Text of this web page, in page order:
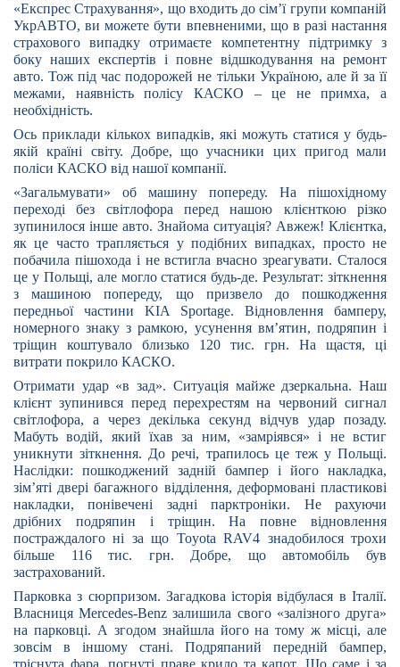
«Експрес Страхування», що входить до сім’ї групи компаній
УкрАВТО, ви можете бути впевненими, що в разі настання
страхового випадку отримаєте компетентну підтримку з
боку наших експертів і повне відшкодування на ремонт
авто. Тож під час подорожей не тільки Україною, але й за її
межами, наявність полісу КАСКО – це не примха, а
необхідність.
Ось приклади кількох випадків, які можуть статися у будь-
якій країні світу. Добре, що учасники цих пригод мали
поліси КАСКО від нашої компанії.
«Загальмувати» об машину попереду. На пішохідному
переході без світлофора перед нашою клієнткою різко
зупинилося інше авто. Знайома ситуація? Авжеж! Клієнтка,
як це часто трапляється у подібних випадках, просто не
побачила пішохода і не встигла вчасно зреагувати. Сталося
це у Польщі, але могло статися будь-де. Результат: зіткнення
з машиною попереду, що призвело до пошкодження
передньої частини KIA Sportage. Відновлення бамперу,
номерного знаку з рамкою, усунення вм’ятин, подряпин і
тріщин коштувало близько 120 тис. грн. На щастя, ці
витрати покрило КАСКО.
Отримати удар «в зад». Ситуація майже дзеркальна. Наш
клієнт зупинився перед перехрестям на червоний сигнал
світлофора, а через декілька секунд відчув удар позаду.
Мабуть водій, який їхав за ним, «замріявся» і не встиг
уникнути зіткнення. До речі, трапилось це теж у Польщі.
Наслідки: пошкоджений задній бампер і його накладка,
зім’яті двері багажного відділення, деформовані пластикові
накладки, понівечені задні парктроніки. Не рахуючи
дрібних подряпин і тріщин. На повне відновлення
постраждалого ні за що Toyota RAV4 знадобилося трохи
більше 116 тис. грн. Добре, що автомобіль був
застрахований.
Парковка з сюрпризом. Загадкова історія відбулася в Італії.
ВласницяMercedes-Benz залишила свого «залізного друга»
на парковці. А згодом знайшла його на тому ж місці, але
зовсім в іншому стані. Подряпаний передній бампер,
тріснута фара, погнуті праве крило та капот. Що саме і за